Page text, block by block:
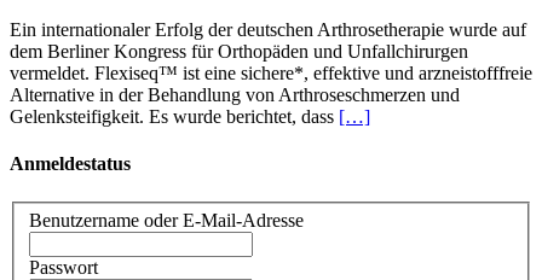
Ein internationaler Erfolg der deutschen Arthrose­therapie wurde auf
dem Berliner Kongress für Orthopäden und Unfall­chirurgen
vermeldet. Flexiseq™ ist eine sichere*, effektive und arzneistofffreie
Al­ternative in der Behandlung von Arthroseschmerzen und
Gelenksteifigkeit. Es wurde berichtet, dass […]
Anmeldestatus
Benutzername oder E-Mail-Adresse
Passwort